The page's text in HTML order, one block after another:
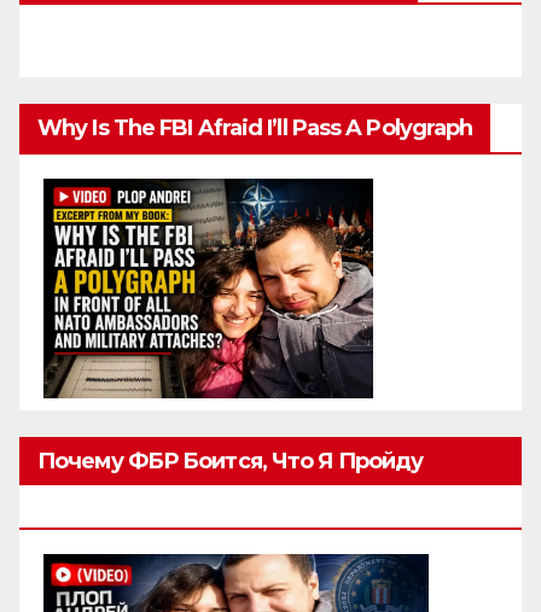
Why Is The FBI Afraid I’ll Pass A Polygraph
Почему ФБР Боится, Что Я Пройду